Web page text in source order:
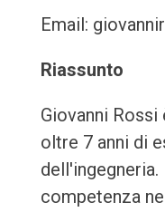
Email:
Riassunto
Giovanni Rossi
oltre 7 anni di
dell'ingegneria.
competenza